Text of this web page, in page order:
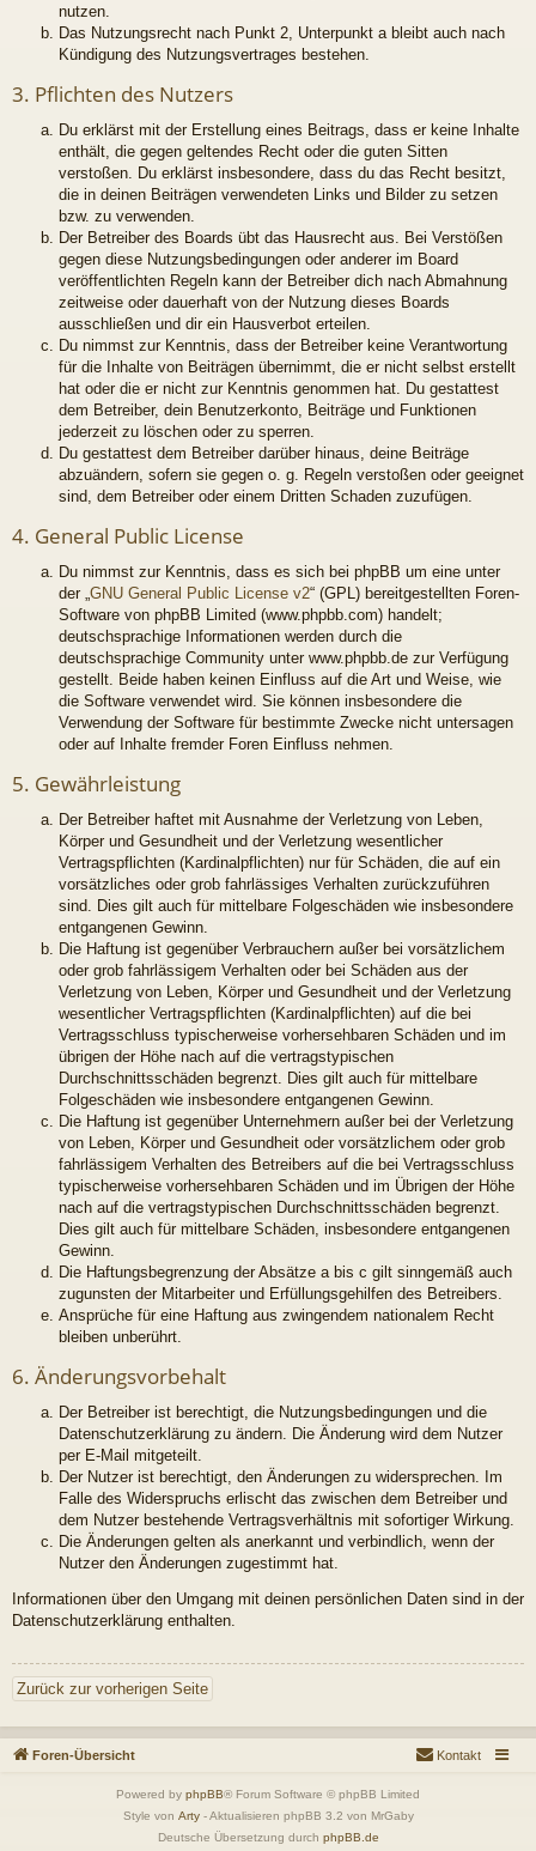
nutzen.
Das Nutzungsrecht nach Punkt 2, Unterpunkt a bleibt auch nach
Kündigung des Nutzungsvertrages bestehen.
3. Pflichten des Nutzers
Du erklärst mit der Erstellung eines Beitrags, dass er keine Inhalte
enthält, die gegen geltendes Recht oder die guten Sitten
verstoßen. Du erklärst insbesondere, dass du das Recht besitzt,
die in deinen Beiträgen verwendeten Links und Bilder zu setzen
bzw. zu verwenden.
Der Betreiber des Boards übt das Hausrecht aus. Bei Verstößen
gegen diese Nutzungsbedingungen oder anderer im Board
veröffentlichten Regeln kann der Betreiber dich nach Abmahnung
zeitweise oder dauerhaft von der Nutzung dieses Boards
ausschließen und dir ein Hausverbot erteilen.
Du nimmst zur Kenntnis, dass der Betreiber keine Verantwortung
für die Inhalte von Beiträgen übernimmt, die er nicht selbst erstellt
hat oder die er nicht zur Kenntnis genommen hat. Du gestattest
dem Betreiber, dein Benutzerkonto, Beiträge und Funktionen
jederzeit zu löschen oder zu sperren.
Du gestattest dem Betreiber darüber hinaus, deine Beiträge
abzuändern, sofern sie gegen o. g. Regeln verstoßen oder geeignet
sind, dem Betreiber oder einem Dritten Schaden zuzufügen.
4. General Public License
Du nimmst zur Kenntnis, dass es sich bei phpBB um eine unter
der „GNU General Public License v2“ (GPL) bereitgestellten Foren-
Software von phpBB Limited (www.phpbb.com) handelt;
deutschsprachige Informationen werden durch die
deutschsprachige Community unter www.phpbb.de zur Verfügung
gestellt. Beide haben keinen Einfluss auf die Art und Weise, wie
die Software verwendet wird. Sie können insbesondere die
Verwendung der Software für bestimmte Zwecke nicht untersagen
oder auf Inhalte fremder Foren Einfluss nehmen.
5. Gewährleistung
Der Betreiber haftet mit Ausnahme der Verletzung von Leben,
Körper und Gesundheit und der Verletzung wesentlicher
Vertragspflichten (Kardinalpflichten) nur für Schäden, die auf ein
vorsätzliches oder grob fahrlässiges Verhalten zurückzuführen
sind. Dies gilt auch für mittelbare Folgeschäden wie insbesondere
entgangenen Gewinn.
Die Haftung ist gegenüber Verbrauchern außer bei vorsätzlichem
oder grob fahrlässigem Verhalten oder bei Schäden aus der
Verletzung von Leben, Körper und Gesundheit und der Verletzung
wesentlicher Vertragspflichten (Kardinalpflichten) auf die bei
Vertragsschluss typischerweise vorhersehbaren Schäden und im
übrigen der Höhe nach auf die vertragstypischen
Durchschnittsschäden begrenzt. Dies gilt auch für mittelbare
Folgeschäden wie insbesondere entgangenen Gewinn.
Die Haftung ist gegenüber Unternehmern außer bei der Verletzung
von Leben, Körper und Gesundheit oder vorsätzlichem oder grob
fahrlässigem Verhalten des Betreibers auf die bei Vertragsschluss
typischerweise vorhersehbaren Schäden und im Übrigen der Höhe
nach auf die vertragstypischen Durchschnittsschäden begrenzt.
Dies gilt auch für mittelbare Schäden, insbesondere entgangenen
Gewinn.
Die Haftungsbegrenzung der Absätze a bis c gilt sinngemäß auch
zugunsten der Mitarbeiter und Erfüllungsgehilfen des Betreibers.
Ansprüche für eine Haftung aus zwingendem nationalem Recht
bleiben unberührt.
6. Änderungsvorbehalt
Der Betreiber ist berechtigt, die Nutzungsbedingungen und die
Datenschutzerklärung zu ändern. Die Änderung wird dem Nutzer
per E-Mail mitgeteilt.
Der Nutzer ist berechtigt, den Änderungen zu widersprechen. Im
Falle des Widerspruchs erlischt das zwischen dem Betreiber und
dem Nutzer bestehende Vertragsverhältnis mit sofortiger Wirkung.
Die Änderungen gelten als anerkannt und verbindlich, wenn der
Nutzer den Änderungen zugestimmt hat.
Informationen über den Umgang mit deinen persönlichen Daten sind in der
Datenschutzerklärung enthalten.
Zurück zur vorherigen Seite
Foren-Übersicht Kontakt
Powered by phpBB® Forum Software © phpBB Limited
Style von Arty- Aktualisieren phpBB 3.2 von MrGaby
Deutsche Übersetzung durch phpBB.de